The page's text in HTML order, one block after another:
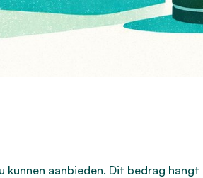
aanbieden. Dit bedrag